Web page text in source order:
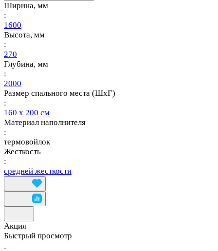
Ширина, мм
:
1600
Высота, мм
:
270
Глубина, мм
:
2000
Размер спального места (ШхГ)
:
160 х 200 см
Материал наполнителя
:
термовойлок
Жесткость
:
средней жесткости
Акция
Быстрый просмотр